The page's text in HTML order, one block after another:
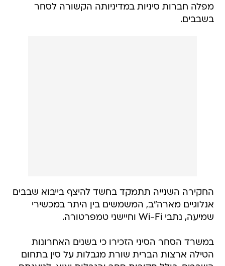
מפלה חברות סיניות במדיניותה הקשורה לסחר
בשבבים.
החקירה השנייה תתמקד בחשד להיצף בייבוא שבבים
אנלוגיים מארה"ב, המשמשים בין היתר במכשירי
שמיעה, נתבי Wi-Fi וחיישני טמפרטורה.
במשרד הסחר הסיני הזכירו כי בשנים האחרונות
הטילה ארצות הברית שורת מגבלות על סין בתחום